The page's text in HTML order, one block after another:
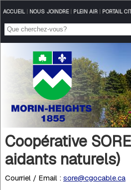
ACCUEIL| NOUS JOINDRE| PLEIN AIR| PORTAIL
Coopérative
aidants naturels)
Courriel / Email : sore@cgocable.ca